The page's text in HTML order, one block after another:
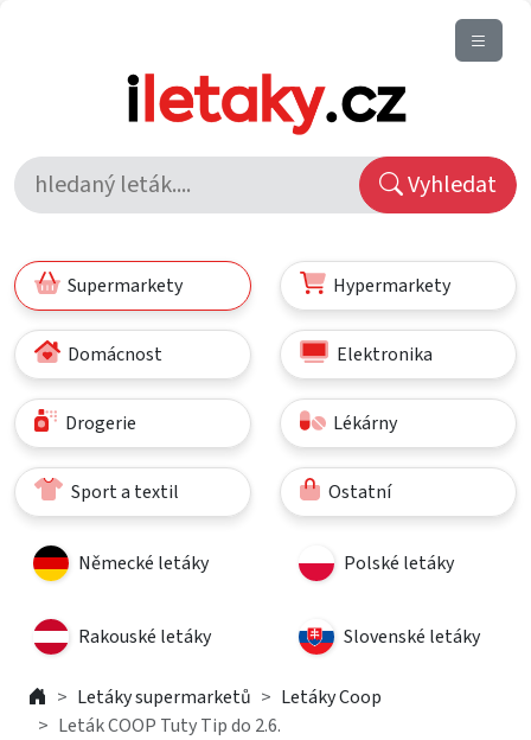
Vyhledat
Supermarkety Hypermarkety
Domácnost Elektronika
Drogerie Lékárny
Sport a textil Ostatní
Německé letáky Polské letáky
Rakouské letáky Slovenské letáky
Letáky supermarketů
Letáky Coop
Leták COOP Tuty Tip do 2.6.